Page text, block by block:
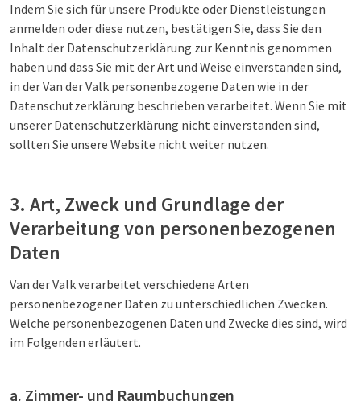
Indem Sie sich für unsere Produkte oder Dienstleistungen
anmelden oder diese nutzen, bestätigen Sie, dass Sie den
Inhalt der Datenschutzerklärung zur Kenntnis genommen
haben und dass Sie mit der Art und Weise einverstanden sind,
in der Van der Valk personenbezogene Daten wie in der
Datenschutzerklärung beschrieben verarbeitet. Wenn Sie mit
unserer Datenschutzerklärung nicht einverstanden sind,
sollten Sie unsere Website nicht weiter nutzen.
3. Art, Zweck und Grundlage der
Verarbeitung von personenbezogenen
Daten
Van der Valk verarbeitet verschiedene Arten
personenbezogener Daten zu unterschiedlichen Zwecken.
Welche personenbezogenen Daten und Zwecke dies sind, wird
im Folgenden erläutert.
a. Zimmer- und Raumbuchungen